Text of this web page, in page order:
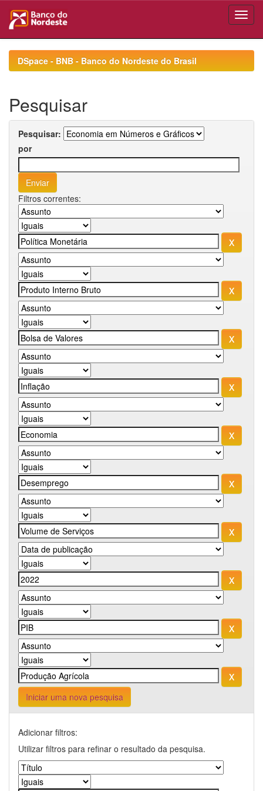
navigationDSpace - BNB - Banco do Nordeste do Brasil
Pesquisar
Pesquisar:
por
Filtros correntes:
Iniciar uma nova pesquisa
Adicionar filtros:
Utilizar filtros para refinar o resultado da pesquisa.